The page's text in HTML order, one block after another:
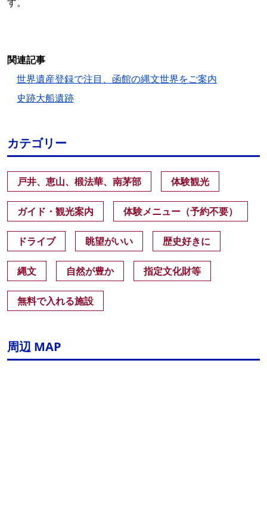
関連記事
世界遺産登録で注目、函館の縄文世界をご案内
史跡大船遺跡
カテゴリー
戸井、恵山、椴法華、南茅部 体験観光
ガイド・観光案内 体験メニュー（予約不要）
ドライブ 眺望がいい 歴史好きに
縄文 自然が豊か 指定文化財等
無料で入れる施設
周辺 MAP